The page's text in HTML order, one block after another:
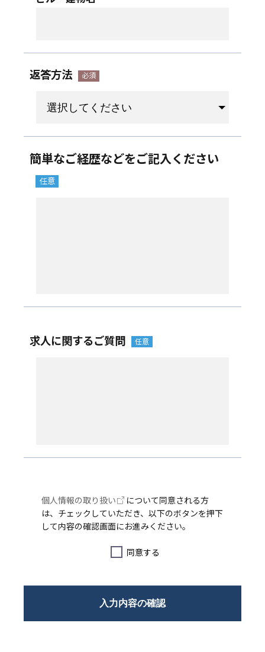
返答方法
簡単なご経歴などをご記入ください
求人に関するご質問
個人情報の取り扱い
について同意される方
は、チェックしていただき、以下のボタンを押下
して内容の確認画面にお進みください。
同意する